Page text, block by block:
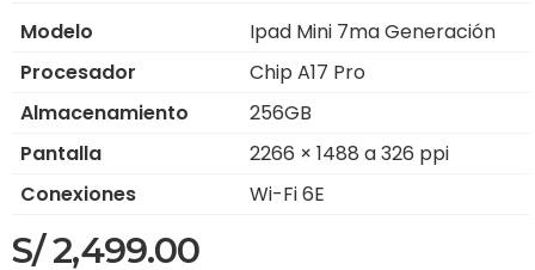
Modelo
Ipad Mini 7ma Generación
Procesador
Chip A17 Pro
Almacenamiento
256GB
Pantalla
2266 × 1488 a 326 ppi
Conexiones
Wi-Fi 6E
S/2,499.00